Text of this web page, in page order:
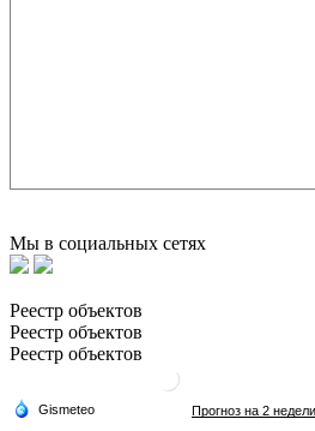
Мы в социальных сетях
Реестр объектов
Реестр объектов
Реестр объектов